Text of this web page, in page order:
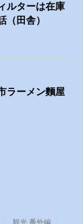
ルターは在庫
（田舎）
ラーメン麵屋
観光 番外編